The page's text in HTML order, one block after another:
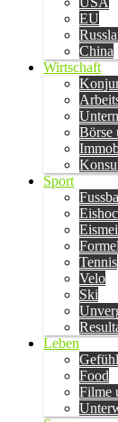
EU
China
Wirtschaft
Börse
Sport
Tennis
Velo
Ski
Leben
Food
Filme